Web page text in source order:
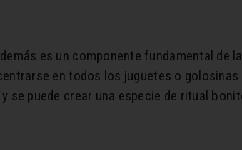
es un componente fundamental de
en todos los juguetes o
se puede crear una especie de ritual